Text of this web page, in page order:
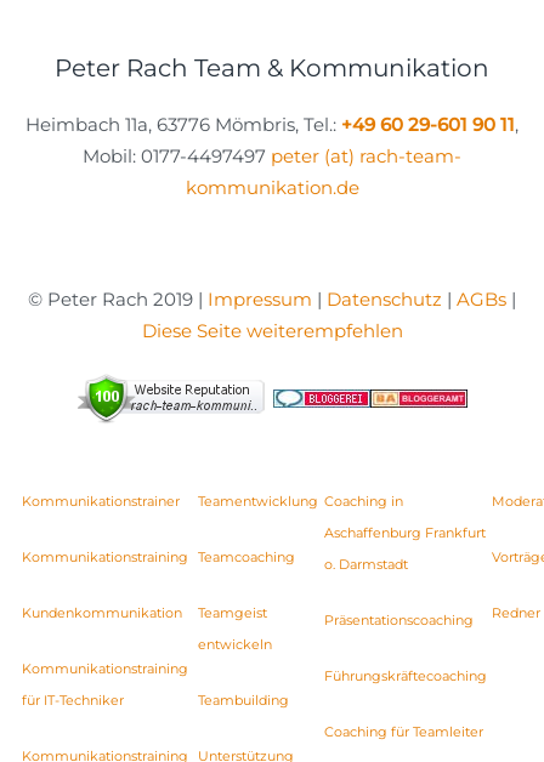
Peter Rach Team & Kommunikation
Heimbach 11a, 63776 Mömbris, Tel.: +49 60 29-601 90 11,
Mobil: 0177-4497497 peter (at) rach-team-
kommunikation.de
© Peter Rach 2019 | Impressum | Datenschutz | AGBs |
Diese Seite weiterempfehlen
Kommunikationstrainer
Kommunikationstraining
Kundenkommunikation
Kommunikationstraining
für IT-Techniker
Kommunikationstraining
Teamentwicklung
Teamcoaching
Teamgeist
entwickeln
Teambuilding
Unterstützung
Coaching in
Aschaffenburg Frankfurt
o. Darmstadt
Präsentationscoaching
Führungskräftecoaching
Coaching für Teamleiter
Redner